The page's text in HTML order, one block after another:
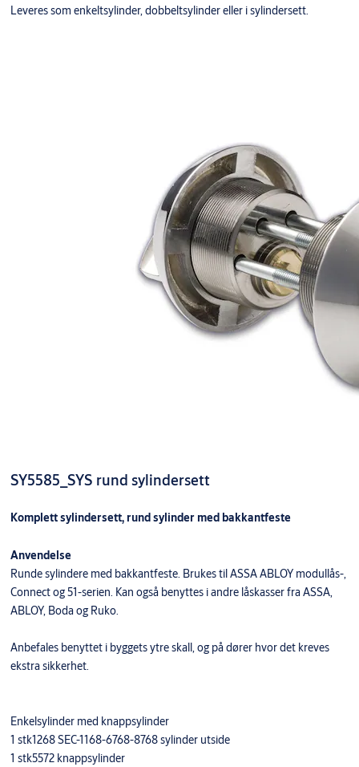
Leveres som enkeltsylinder, dobbeltsylinder eller i sylindersett.
SY5585_SYS rund sylindersett
Komplett sylindersett, rund sylinder med bakkantfeste
Anvendelse
Runde sylindere med bakkantfeste. Brukes til ASSA ABLOY modullås-,
Connect og 51-serien. Kan også benyttes i andre låskasser fra ASSA,
ABLOY, Boda og Ruko.
Anbefales benyttet i byggets ytre skall, og på dører hvor det kreves
ekstra sikkerhet.
Enkelsylinder med knappsylinder
1 stk1268 SEC-1168-6768-8768 sylinder utside
1 stk5572 knappsylinder